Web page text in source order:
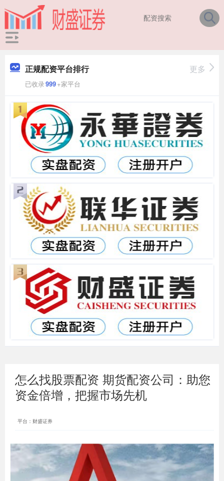
正规配资平台排行
已收录999+家平台
更多
怎么找股票配资 期货配资公司：助您
资金倍增，把握市场先机
平台：财盛证券